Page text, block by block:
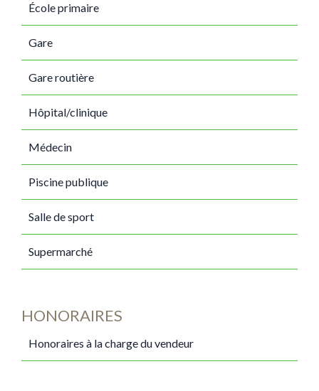
École primaire
Gare
Gare routière
Hôpital/clinique
Médecin
Piscine publique
Salle de sport
Supermarché
HONORAIRES
Honoraires à la charge du vendeur